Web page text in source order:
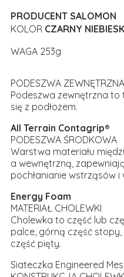
PRODUCENT SALOMON
KOLOR CZARNY
WAGA 253g
PODESZWA ZEWNĘTRZNA
Podeszwa zewnętrzna
się z podłożem.
All Terrain Contagrip®
PODESZWA ŚRODKOWA
Warstwa materiału
a wewnętrzną,
pochłanianie wstrząsów i
Energy Foam
MATERIAŁ CHOLEWKI
Cholewka to część lub
palce, górną część
część pięty.
Siateczka Engineered